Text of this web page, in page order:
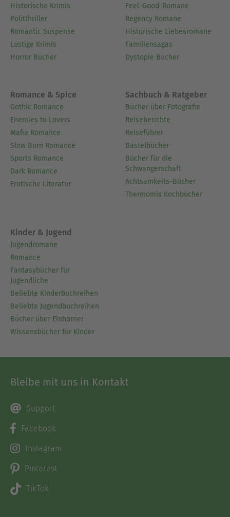
Historische Krimis
Politthriller
Romantic Suspense
Lustige Krimis
Horror Bücher
Feel-Good-Romane
Regency Romane
Historische Liebesromane
Familiensagas
Dystopie Bücher
Romance & Spice
Gothic Romance
Enemies to Lovers
Mafia Romance
Slow Burn Romance
Sports Romance
Dark Romance
Erotische Literatur
Sachbuch & Ratgeber
Bücher über Fotografie
Reiseberichte
Reiseführer
Bastelbücher
Bücher für die
Schwangerschaft
Achtsamkeits-Bücher
Thermomix Kochbücher
Kinder & Jugend
Jugendromane
Romance
Fantasybücher für
Jugendliche
Beliebte Kinderbuchreihen
Beliebte Jugendbuchreihen
Bücher über Einhörner
Wissensbücher für Kinder
Bleibe mit uns in Kontakt
Support
Facebook
Instagram
Pinterest
TikTok